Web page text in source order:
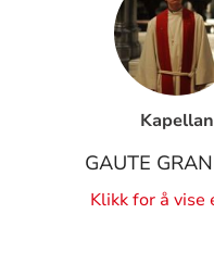
Kapellan
GAUTE
Klikk for å vise